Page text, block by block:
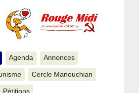
Agenda Annonces
Cercle Manouchian
Pétitions